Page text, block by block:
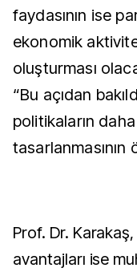
faydasının ise
ekonomik
oluşturması
“Bu açıdan
politikaların
tasarlanmasının
Prof. Dr.
avantajları ise